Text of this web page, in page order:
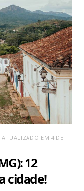
EM 4 DE
12
cidade!